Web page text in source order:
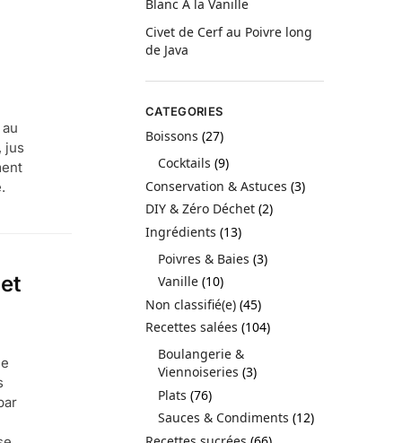
jus
Blanc À la Vanille
Civet de Cerf au Poivre long
de Java
CATEGORIES
Boissons (27)
Cocktails (9)
Conservation & Astuces (3)
DIY & Zéro Déchet (2)
Ingrédients (13)
Poivres & Baies (3)
Vanille (10)
Non classifié(e) (45)
Recettes salées (104)
Boulangerie &
Viennoiseries (3)
Plats (76)
Sauces & Condiments (12)